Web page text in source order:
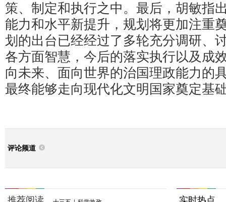
策、制定和执行之中。最后，胡敏指
能力和水平新提升，规划将更加注重
划的出台已经经过了多轮充分调研、
各方面智慧，今后的落实执行以及成
向未来、面向世界的治国理政能力的
最终能够走向现代化文明国家奠定基
评论频道
推荐阅读 实时热点